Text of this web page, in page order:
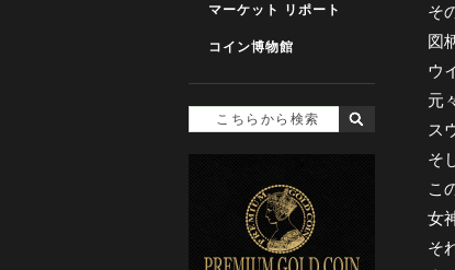
そ
図
ウ
元
ス
そ
こ
女
そ
マーケット リポート
コイン博物館